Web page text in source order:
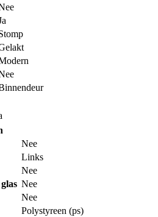
Nee
Links
Nee
Nee
Nee
Polystyreen (ps)